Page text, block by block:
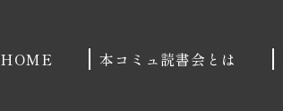
HOME 本コミュ読書会とは